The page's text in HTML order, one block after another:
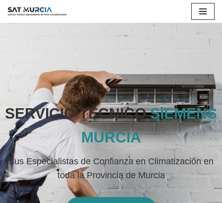
SERVICIO TÉCNICO SIEMENS
MURCIA
Sus Especialistas de Confianza en Climatización en
toda la Provincia de Murcia